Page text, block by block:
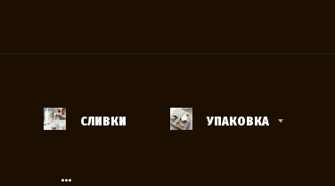
СЛИВКИ УПАКОВКА
...